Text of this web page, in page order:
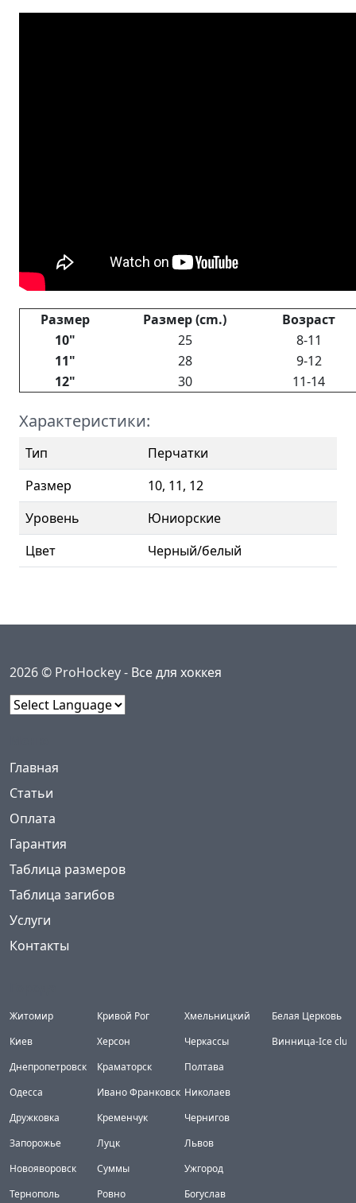
Размер Размер (cm.)
Возраст
10"
25
8-11
11"
28
9-12
12"
30 11-14
Характеристики:
Тип
Перчатки
Размер
10, 11, 12
Уровень
Юниорские
Цвет
Черный/белый
2026 © ProHockey - Все для хоккея
Главная
Статьи
Оплата
Гарантия
Таблица размеров
Таблица загибов
Услуги
Контакты
Житомир
Киев
Днепропетровск
Одесса
Дружковка
Запорожье
Новояворовск
Тернополь
Кривой Рог
Херсон
Краматорск
Ивано Франковск
Кременчук
Луцк
Суммы
Ровно
Хмельницкий
Черкассы
Полтава
Николаев
Чернигов
Львов
Ужгород
Богуслав
Белая Церковь
Винница-Ice club